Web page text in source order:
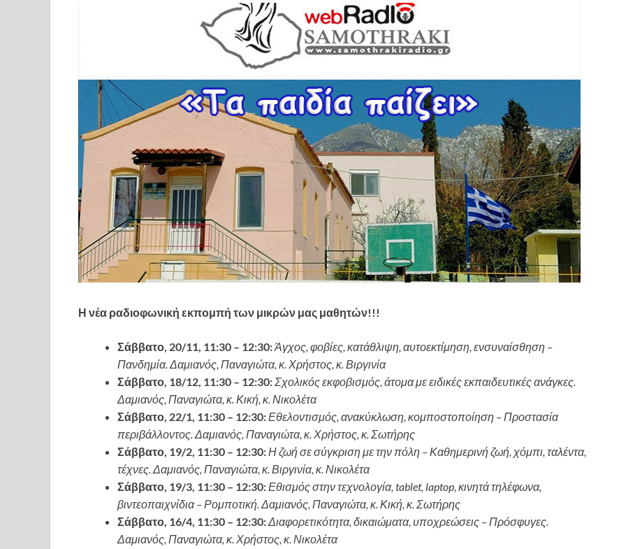
Η νέα ραδιοφωνική εκπομπή των μικρών μας μαθητών!!!
Σάββατο, 20/11, 11:30 – 12:30:Άγχος, φοβίες, κατάθλιψη, αυτοεκτίμηση, ενσυναίσθηση –
Πανδημία. Δαμιανός, Παναγιώτα, κ. Χρήστος, κ. Βιργινία
Σάββατο, 18/12, 11:30 – 12:30:Σχολικός εκφοβισμός, άτομα με ειδικές εκπαιδευτικές ανάγκες.
Δαμιανός, Παναγιώτα, κ. Κική, κ. Νικολέτα
Σάββατο, 22/1, 11:30 – 12:30:Εθελοντισμός, ανακύκλωση, κομποστοποίηση – Προστασία
περιβάλλοντος. Δαμιανός, Παναγιώτα, κ. Χρήστος, κ. Σωτήρης
Σάββατο, 19/2, 11:30 – 12:30:Η ζωή σε σύγκριση με την πόλη – Καθημερινή ζωή, χόμπι, ταλέντα,
τέχνες. Δαμιανός, Παναγιώτα, κ. Βιργινία, κ. Νικολέτα
Σάββατο, 19/3, 11:30 – 12:30:Εθισμός στην τεχνολογία, tablet, laptop, κινητά τηλέφωνα,
βιντεοπαιχνίδια – Ρομποτική. Δαμιανός, Παναγιώτα, κ. Κική, κ. Σωτήρης
Σάββατο, 16/4, 11:30 – 12:30:Διαφορετικότητα, δικαιώματα, υποχρεώσεις – Πρόσφυγες.
Δαμιανός, Παναγιώτα, κ. Χρήστος, κ. Νικολέτα